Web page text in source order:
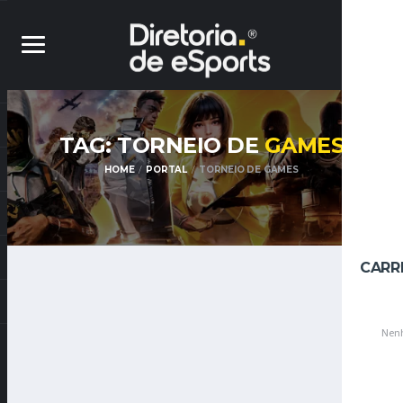
TAG: TORNEIO DEGAMES
HOME PORTAL TORNEIO DE GAMES